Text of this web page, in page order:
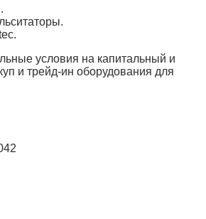
условия на капитальный и
и трейд-ин оборудования для